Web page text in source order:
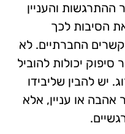
והעניין
הסיבות לכך
החברתיים. לא
יכולות להוביל
יש להבין שליבידו
או עניין, אלא